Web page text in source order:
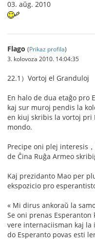
03. aŭg. 2010
Flago (Prikaz profila)
3. kolovoza 2010. 14:04:35
22.1）Vortoj el Granduloj
En halo de dua etaĝo pro
kaj sur muroj pendis la
en kiuj skribis la vortoj pri
mondo.
Precipe oni plej interesis
de Ĉina Ruĝa Armeo
Kaj prezidanto Mao per
ekspozicio pro
« Mi dirus ankoraŭ la
Se oni prenas
vere internaciisman kaj la
do Esperanto povas esti